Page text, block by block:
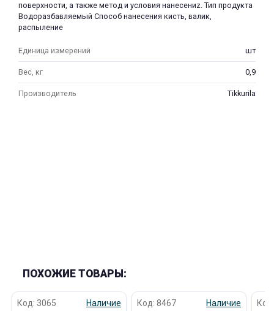
поверхности, а также метод и условия нанесениz. Тип продукта
Водоразбавляемый Способ нанесения кисть, валик,
распыление
Единица измерений шт
Вес, кг 0,9
Производитель Tikkurila
ПОХОЖИЕ ТОВАРЫ:
Код: 3065 Наличие Код: 8467 Наличие